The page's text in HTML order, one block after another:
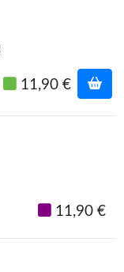
11,90 €
11,90 €